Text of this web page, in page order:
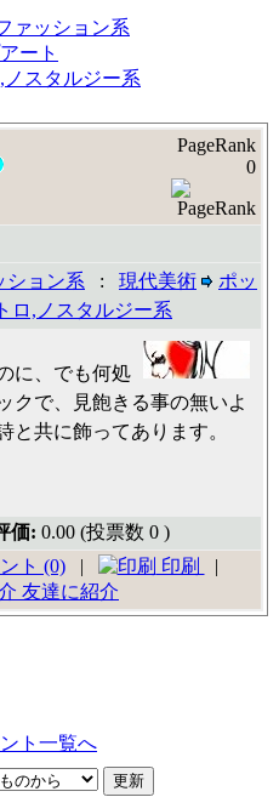
ァッション系
ート
ノスタルジー系
PageRank
0
ション系 : 現代美術
ポッ
ロ,ノスタルジー系
に、でも何処
クで、見飽きる事の無いよ
と共に飾ってあります。
価: 0.00 (投票数 0 )
ト (0)| 印刷
|
友達に紹介
ト一覧へ